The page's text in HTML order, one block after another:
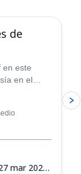
de
en este
en el
virgen,
de
mar 2027,